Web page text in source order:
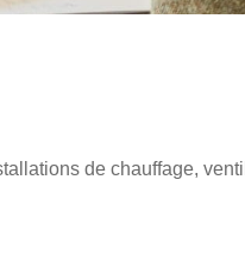
de chauffage,